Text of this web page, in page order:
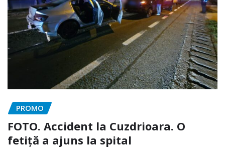
PROMO
FOTO. Accident la Cuzdrioara. O
fetiță a ajuns la spital